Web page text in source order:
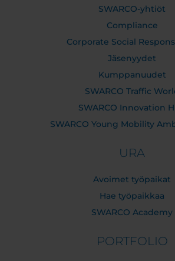
SWARCO-yhtiöt
Compliance
Corporate Social
Jäsenyydet
Kumppanuudet
SWARCO Traffic
SWARCO Innovation
SWARCO Young Mobility
URA
Avoimet työpaikat
Hae työpaikkaa
SWARCO Academy
PORTFOLIO